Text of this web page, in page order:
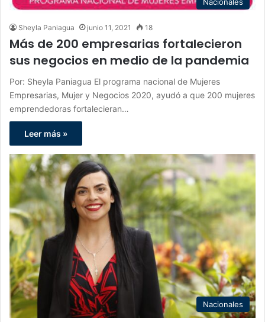
Sheyla Paniagua junio 11, 2021 18
Más de 200 empresarias fortalecieron
sus negocios en medio de la pandemia
Por: Sheyla Paniagua El programa nacional de Mujeres
Empresarias, Mujer y Negocios 2020, ayudó a que 200 mujeres
emprendedoras fortalecieran…
Leer más »
Nacionales